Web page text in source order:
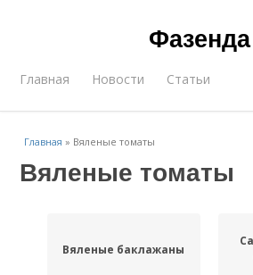
Фазенда
Главная Новости Статьи
Главная » Вяленые томаты
Вяленые томаты
Вяленые баклажаны